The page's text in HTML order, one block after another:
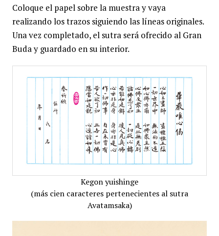
Coloque el papel sobre la muestra y vaya
realizando los trazos siguiendo las líneas originales.
Una vez completado, el sutra será ofrecido al Gran
Buda y guardado en su interior.
Kegon yuishinge
(más cien caracteres pertenecientes al sutra
Avatamsaka)